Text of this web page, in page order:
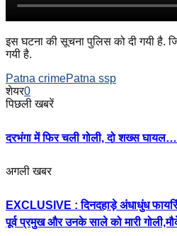
इस घटना की सूचना पुलिस को दी गयी है.
गयी है.
Patna crimePatna ssp
शेयर0
पिछली खबरें
दरभंगा में फिर चली गोली, दो शख्स घायल…
अगली खबर
EXCLUSIVE : दिनदहाड़े अंधाधुंध
पूर्व प्रमुख और उनके साले को मारी